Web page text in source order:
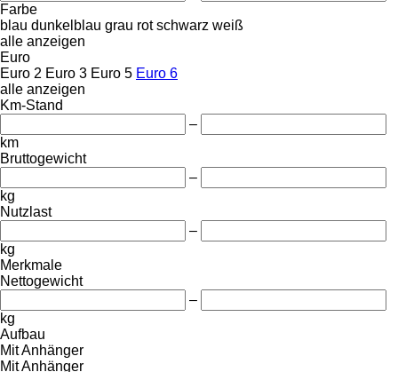
Farbe
blau dunkelblau grau rot schwarz weiß
alle anzeigen
Euro
Euro 2 Euro 3 Euro 5 Euro 6
alle anzeigen
Km-Stand
–
km
Bruttogewicht
–
kg
Nutzlast
–
kg
Merkmale
Nettogewicht
–
kg
Aufbau
Mit Anhänger
Mit Anhänger